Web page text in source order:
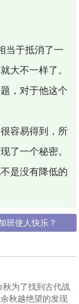
当于抵消了一
大不一样了。
，对于他这个
容易得到，所
了一个秘密。
是没有降低的
班使人快乐？
为了找到古代战
秋越绝望的发现